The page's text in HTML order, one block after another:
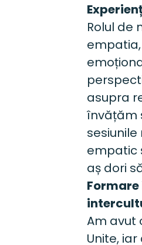
Rolul
asupra
învățăm
empatic
aș dori
Am avut
Unite,